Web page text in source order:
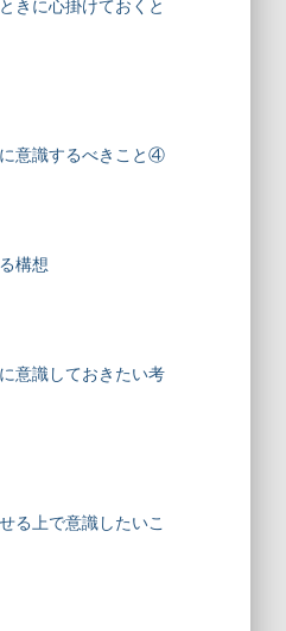
きに心掛けておくと
意識するべきこと④
構想
意識しておきたい考
る上で意識したいこ